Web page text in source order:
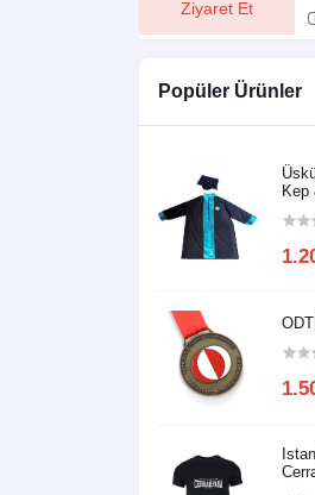
Ziyaret Et
Popüler Ürünler
Kep
1.500,00TL